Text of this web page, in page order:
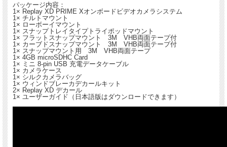
パッケージ内容：
1× Replay XD PRIME Xオンボードビデオカメラシステム
1× チルトマウント
1× ローボーイマウント
1× スナップトレイタイプトライポッドマウント
1× フラットスナップマウント 3M VHB両面テープ付
1× カーブドスナップマウント 3M VHB両面テープ付
1× スナップマウント用 3M VHB両面テープ
1× 4GB microSDHC Card
1× ミニ 8-pin USB 充電データケーブル
1× カメラケース
1× シルクカメラバッグ
1× ウィンドブレーカデカールキット
2× Replay XD デカール
1× ユーザーガイド（日本語版はダウンロードできます）